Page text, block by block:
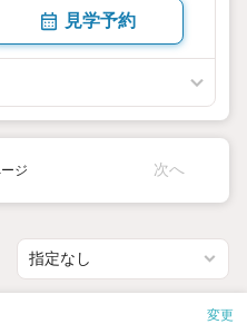
見学予約
ジ 次へ
変更